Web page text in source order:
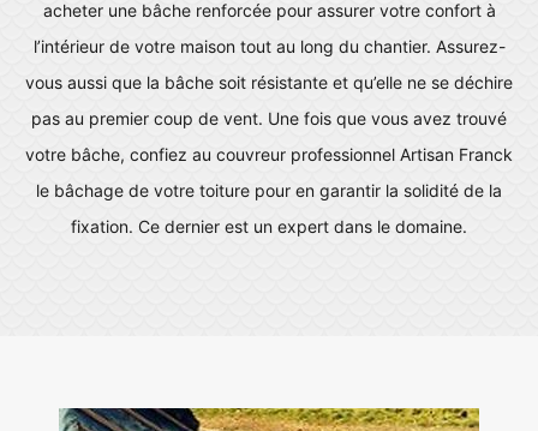
acheter une bâche renforcée pour assurer votre confort à
l’intérieur de votre maison tout au long du chantier. Assurez-
vous aussi que la bâche soit résistante et qu’elle ne se déchire
pas au premier coup de vent. Une fois que vous avez trouvé
votre bâche, confiez au couvreur professionnel Artisan Franck
le bâchage de votre toiture pour en garantir la solidité de la
fixation. Ce dernier est un expert dans le domaine.